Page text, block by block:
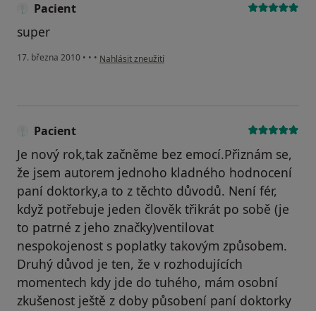
Pacient
super
17. března 2010 • • • podle názoru uživatele Pacient
Nahlásit zneužití
Pacient
Je nový rok,tak začněme bez emocí.Přiznám se,
že jsem autorem jednoho kladného hodnocení
paní doktorky,a to z těchto důvodů. Není fér,
když potřebuje jeden člověk třikrát po sobě (je
to patrné z jeho značky)ventilovat
nespokojenost s poplatky takovým způsobem.
Druhý důvod je ten, že v rozhodujících
momentech kdy jde do tuhého, mám osobní
zkušenost ještě z doby působení paní doktorky